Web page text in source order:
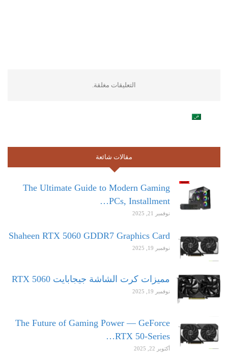
التعليقات مغلقة.
مقالات شائعة
The Ultimate Guide to Modern Gaming
PCs, Installment…
نوفمبر 21, 2025
Shaheen RTX 5060 GDDR7 Graphics Card
نوفمبر 19, 2025
مميزات كرت الشاشة جيجابايت RTX 5060
نوفمبر 19, 2025
The Future of Gaming Power — GeForce
RTX 50-Series…
أكتوبر 22, 2025